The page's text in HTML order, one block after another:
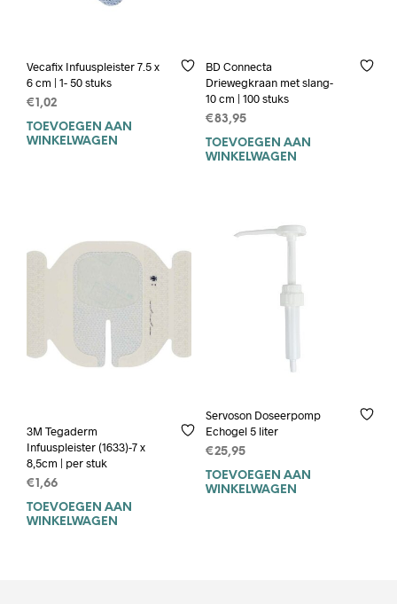
Vecafix Infuuspleister 7.5 x
6 cm | 1- 50 stuks
€1,02
TOEVOEGEN AAN
WINKELWAGEN
BD Connecta
Driewegkraan met slang-
10 cm | 100 stuks
€83,95
TOEVOEGEN AAN
WINKELWAGEN
3M Tegaderm
Infuuspleister (1633)-7 x
8,5cm | per stuk
€ 1,66
TOEVOEGEN AAN
WINKELWAGEN
Servoson Doseerpomp
Echogel 5 liter
€25,95
TOEVOEGEN AAN
WINKELWAGEN